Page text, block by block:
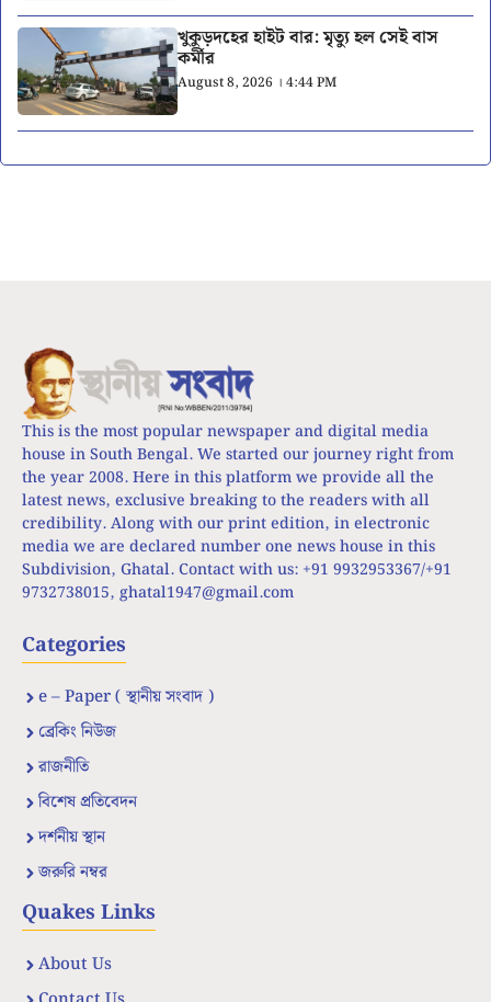
খুকুড়দহের হাইট বার: মৃত্যু হল সেই বাস
কর্মীর
August 8, 2026 । 4:44 PM
This is the most popular newspaper and digital media
house in South Bengal. We started our journey right from
the year 2008. Here in this platform we provide all the
latest news, exclusive breaking to the readers with all
credibility. Along with our print edition, in electronic
media we are declared number one news house in this
Subdivision, Ghatal. Contact with us: +91 9932953367/+91
9732738015, ghatal1947@gmail.com
Categories
e – Paper ( স্থানীয় সংবাদ )
ব্রেকিং নিউজ
রাজনীতি
বিশেষ প্রতিবেদন
দর্শনীয় স্থান
জরুরি নম্বর
Quakes Links
About Us